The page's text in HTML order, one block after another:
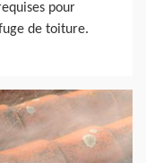
pour
de toiture.